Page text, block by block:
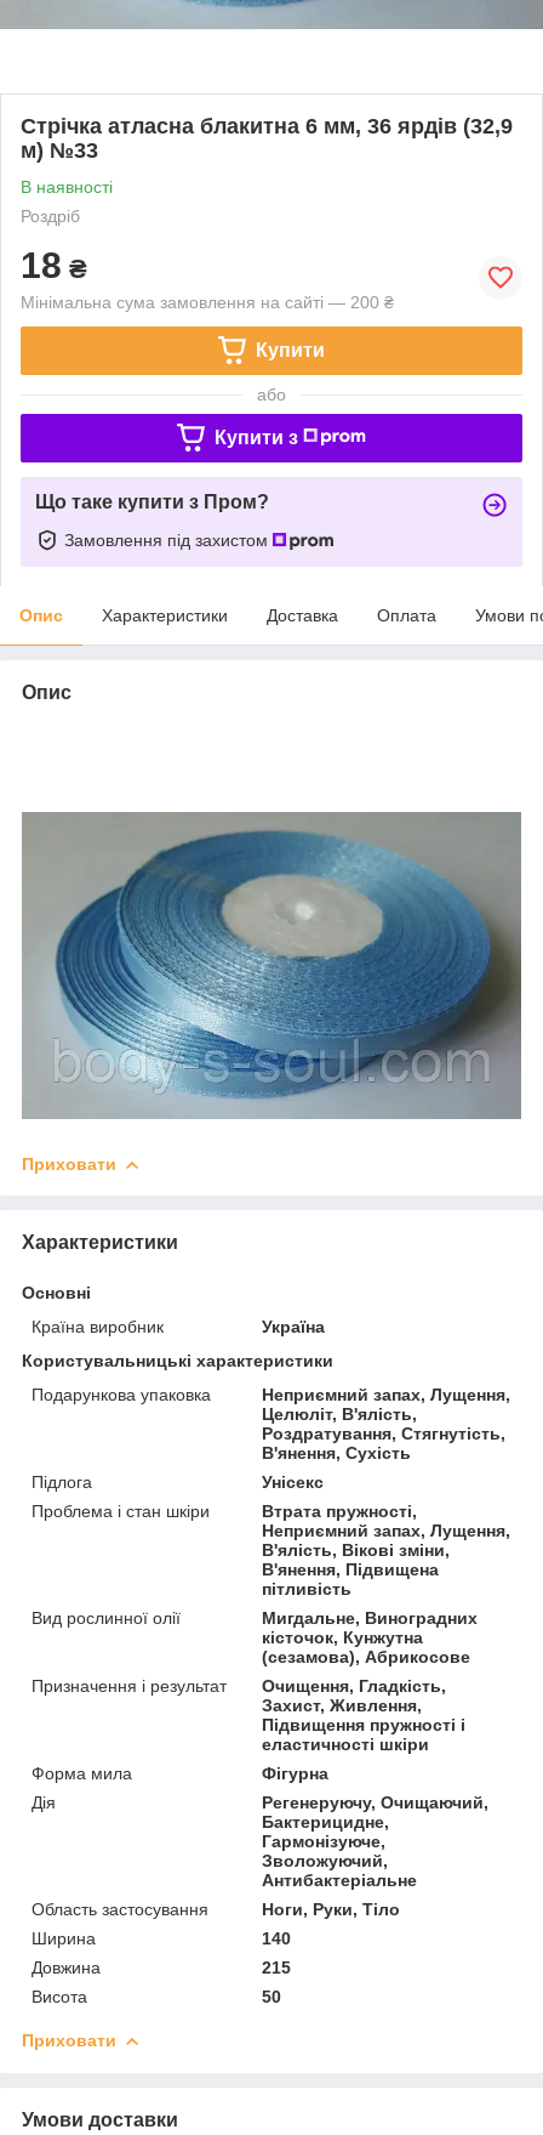
Стрічка атласна блакитна 6 мм, 36 ярдів (32,9
м) №33
В наявності
Роздріб
18 ₴
Мінімальна сума замовлення на сайті — 200 ₴
Купити
або
Купити з
Що таке купити з Пром?
Замовлення під захистом
Опис Характеристики Доставка Оплата Умови
Опис
Приховати
Характеристики
Основні
Країна виробник
Україна
Користувальницькі характеристики
Подарункова упаковка
Неприємний запах, Лущення,
Целюліт, В'ялість,
Роздратування, Стягнутість,
В'янення, Сухість
Підлога
Унісекс
Проблема і стан шкіри
Втрата пружності,
Неприємний запах, Лущення,
В'ялість, Вікові зміни,
В'янення, Підвищена
пітливість
Вид рослинної олії
Мигдальне, Виноградних
кісточок, Кунжутна
(сезамова), Абрикосове
Призначення і результат
Очищення, Гладкість,
Захист, Живлення,
Підвищення пружності і
еластичності шкіри
Форма мила
Фігурна
Дія
Регенеруючу, Очищаючий,
Бактерицидне,
Гармонізуюче,
Зволожуючий,
Антибактеріальне
Область застосування
Ноги, Руки, Тіло
Ширина
140
Довжина
215
Висота
50
Приховати
Умови доставки